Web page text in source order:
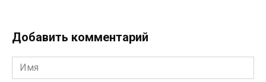
Добавить комментарий
Имя